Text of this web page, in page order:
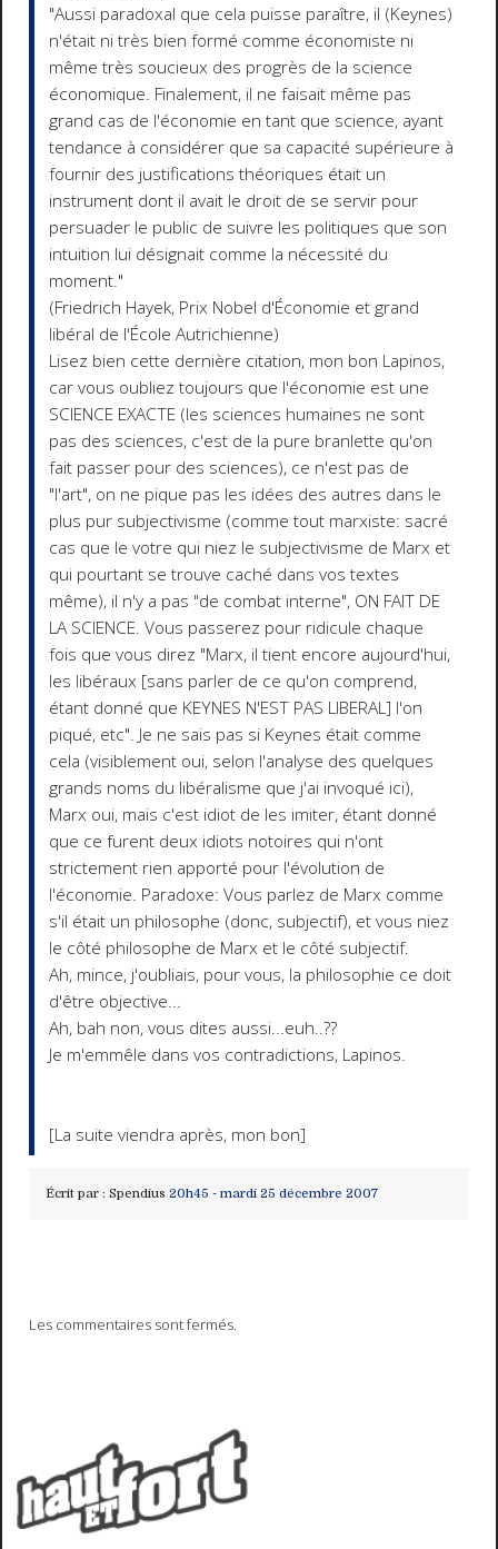
"Aussi paradoxal que cela puisse paraître, il (Keynes)
n'était ni très bien formé comme économiste ni
même très soucieux des progrès de la science
économique. Finalement, il ne faisait même pas
grand cas de l'économie en tant que science, ayant
tendance à considérer que sa capacité supérieure à
fournir des justifications théoriques était un
instrument dont il avait le droit de se servir pour
persuader le public de suivre les politiques que son
intuition lui désignait comme la nécessité du
moment."
(Friedrich Hayek, Prix Nobel d'Économie et grand
libéral de l'École Autrichienne)
Lisez bien cette dernière citation, mon bon Lapinos,
car vous oubliez toujours que l'économie est une
SCIENCE EXACTE (les sciences humaines ne sont
pas des sciences, c'est de la pure branlette qu'on
fait passer pour des sciences), ce n'est pas de
"l'art", on ne pique pas les idées des autres dans le
plus pur subjectivisme (comme tout marxiste: sacré
cas que le votre qui niez le subjectivisme de Marx et
qui pourtant se trouve caché dans vos textes
même), il n'y a pas "de combat interne", ON FAIT DE
LA SCIENCE. Vous passerez pour ridicule chaque
fois que vous direz "Marx, il tient encore aujourd'hui,
les libéraux [sans parler de ce qu'on comprend,
étant donné que KEYNES N'EST PAS LIBERAL] l'on
piqué, etc". Je ne sais pas si Keynes était comme
cela (visiblement oui, selon l'analyse des quelques
grands noms du libéralisme que j'ai invoqué ici),
Marx oui, mais c'est idiot de les imiter, étant donné
que ce furent deux idiots notoires qui n'ont
strictement rien apporté pour l'évolution de
l'économie. Paradoxe: Vous parlez de Marx comme
s'il était un philosophe (donc, subjectif), et vous niez
le côté philosophe de Marx et le côté subjectif.
Ah, mince, j'oubliais, pour vous, la philosophie ce doit
d'être objective...
Ah, bah non, vous dites aussi...euh..??
Je m'emmêle dans vos contradictions, Lapinos.
[La suite viendra après, mon bon]
Écrit par : Spendius 20h45 - mardi 25 décembre 2007
Les commentaires sont fermés.